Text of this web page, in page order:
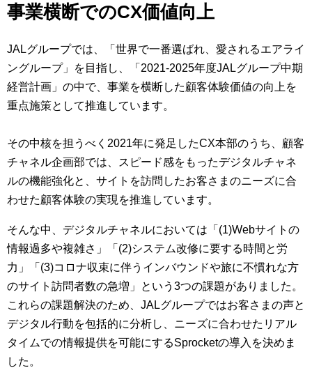
事業横断でのCX価値向上
JALグループでは、「世界で一番選ばれ、愛されるエアライ
ングループ」を目指し、「2021-2025年度JALグループ中期
経営計画」の中で、事業を横断した顧客体験価値の向上を
重点施策として推進しています。
その中核を担うべく2021年に発足したCX本部のうち、顧客
チャネル企画部では、スピード感をもったデジタルチャネ
ルの機能強化と、サイトを訪問したお客さまのニーズに合
わせた顧客体験の実現を推進しています。
そんな中、デジタルチャネルにおいては「(1)Webサイトの
情報過多や複雑さ」「(2)システム改修に要する時間と労
力」「(3)コロナ収束に伴うインバウンドや旅に不慣れな方
のサイト訪問者数の急増」という3つの課題がありました。
これらの課題解決のため、JALグループではお客さまの声と
デジタル行動を包括的に分析し、ニーズに合わせたリアル
タイムでの情報提供を可能にするSprocketの導入を決めま
した。